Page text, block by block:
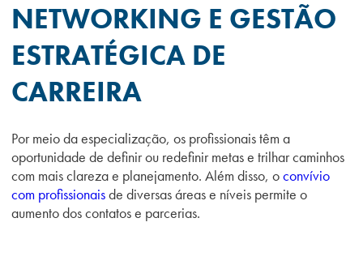
NETWORKING E GESTÃO
ESTRATÉGICA DE
CARREIRA
Por meio da especialização, os profissionais têm a
oportunidade de definir ou redefinir metas e trilhar caminhos
com mais clareza e planejamento. Além disso, oconvívio
com profissionaisde diversas áreas e níveis permite o
aumento dos contatos e parcerias.